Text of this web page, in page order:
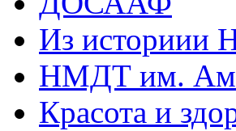
Из историии
НМДТ им.
Красота и